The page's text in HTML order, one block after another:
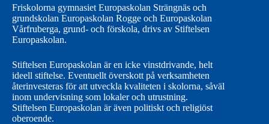
Friskolorna gymnasiet Europaskolan Strängnäs och
grundskolan Europaskolan Rogge och Europaskolan
Vårfruberga, grund- och förskola, drivs av Stiftelsen
Europaskolan.
Stiftelsen Europaskolan är en icke vinstdrivande, helt
ideell stiftelse. Eventuellt överskott på verksamheten
återinvesteras för att utveckla kvaliteten i skolorna, såväl
inom undervisning som lokaler och utrustning.
Stiftelsen Europaskolan är även politiskt och religiöst
oberoende.